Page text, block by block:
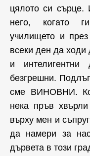
цялото си
него, когато
училището и
всеки ден да ходи
и
безгрешни.
сме ВИНОВНИ.
нека пръв
върху мен и
да намери за
дървета в този